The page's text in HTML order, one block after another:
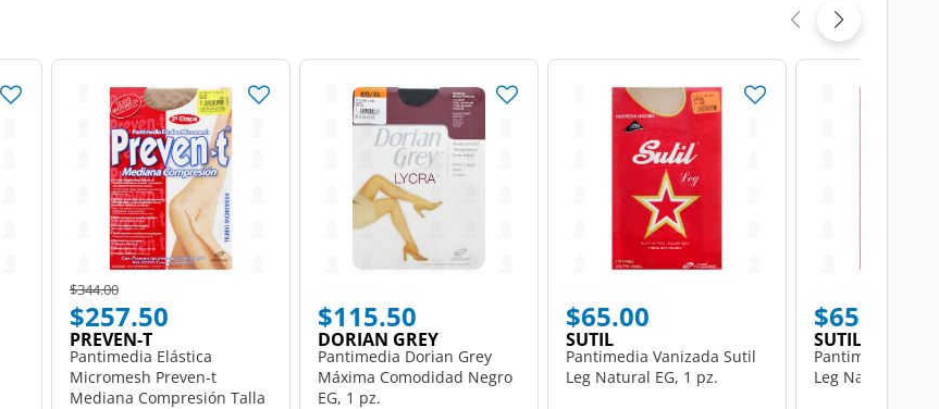
Price reduced from
$344.00to
$257.50
PREVEN-T
Pantimedia Elástica
Micromesh Preven-t
Mediana Compresión Talla
$115.50
DORIAN GREY
Pantimedia Dorian Grey
Máxima Comodidad Negro
EG, 1 pz.
$65.00
SUTIL
Pantimedia Vanizada Sutil
Leg Natural EG, 1 pz.
$65.00
SUTIL
Pantimedia
Leg Natural G, 1